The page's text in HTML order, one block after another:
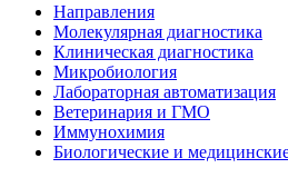
Направления
Молекулярная диагностика
Клиническая диагностика
Микробиология
Лабораторная автоматизация
Ветеринария и ГМО
Иммунохимия
Биологические и